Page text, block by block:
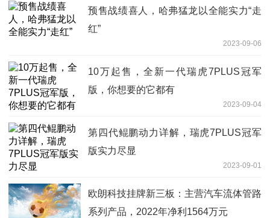
预售战绩喜人，哈弗猛龙以全能实力“走
红”
2023-09-06
10万起售，全新一代瑞虎7PLUS冠军
版，你想要的它都有
2023-09-04
第四代鲲鹏动力详解，瑞虎7PLUS冠军
版实力尽显
2023-09-01
欧朗科技挂牌新三板：主营汽车流体管路
系列产品，2022年净利1564万元